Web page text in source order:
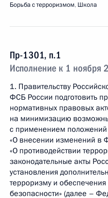
Борьба с терроризмом, Школа
Пр-1301, п.1
Исполнение к 1 ноября
1. Правительству
ФСБ России подготовить
нормативных правовых
на минимизацию
с применением
«О внесении изменений в
«О противодействии
законодательные акты
установления
терроризму и
безопасности» (далее –